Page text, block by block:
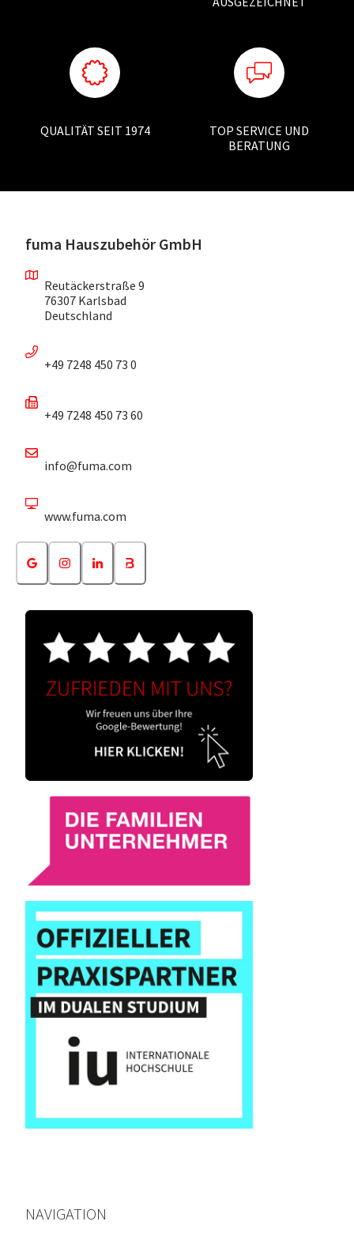
QUALITÄT SEIT 1974
TOP SERVICE UND
BERATUNG
fuma Hauszubehör GmbH
Reutäckerstraße 9
76307 Karlsbad
Deutschland
+49 7248 450 73 0
+49 7248 450 73 60
info@fuma.com
www.fuma.com
NAVIGATION